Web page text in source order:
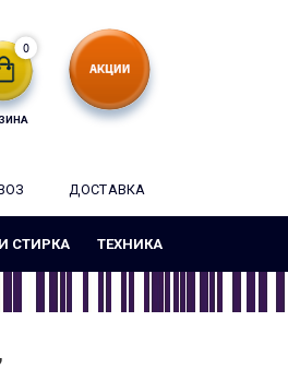
0
ДОСТАВКА
СТИРКА ТЕХНИКА